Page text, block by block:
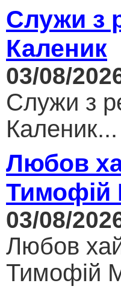
Служи з
Каленик
03/08/
Служи з
Каленик...
Любов
Тимофій
03/08/
Любов
Тимофій